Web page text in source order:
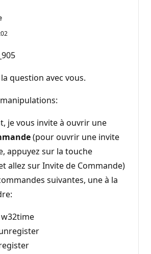
question avec vous.
je vous invite à ouvrir une
(pour ouvrir une invite
appuyez sur la touche
allez sur Invite de Commande)
suivantes, une à la